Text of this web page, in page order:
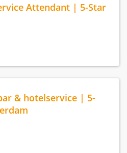
Attendant | 5-Star
& hotelservice | 5-